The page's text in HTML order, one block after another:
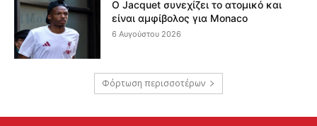
Ο Jacquet συνεχίζει το ατομικό και
είναι αμφίβολος για Monaco
6 Αυγούστου 2026
Φόρτωση περισσοτέρων